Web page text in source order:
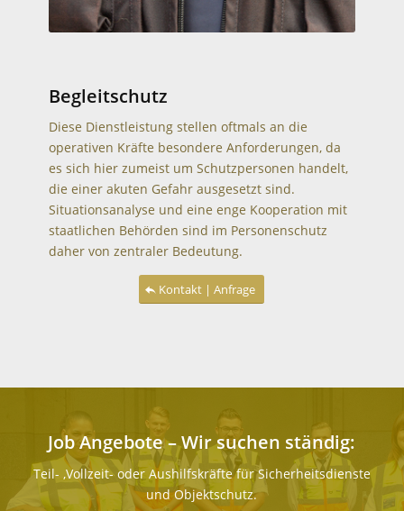
Begleitschutz
Diese Dienstleistung stellen oftmals an die
operativen Kräfte besondere Anforderungen, da
es sich hier zumeist um Schutzpersonen handelt,
die einer akuten Gefahr ausgesetzt sind.
Situationsanalyse und eine enge Kooperation mit
staatlichen Behörden sind im Personenschutz
daher von zentraler Bedeutung.
Kontakt | Anfrage
Job Angebote – Wir suchen ständig:
Teil- ,Vollzeit- oder Aushilfskräfte für Sicherheitsdienste
und Objektschutz.